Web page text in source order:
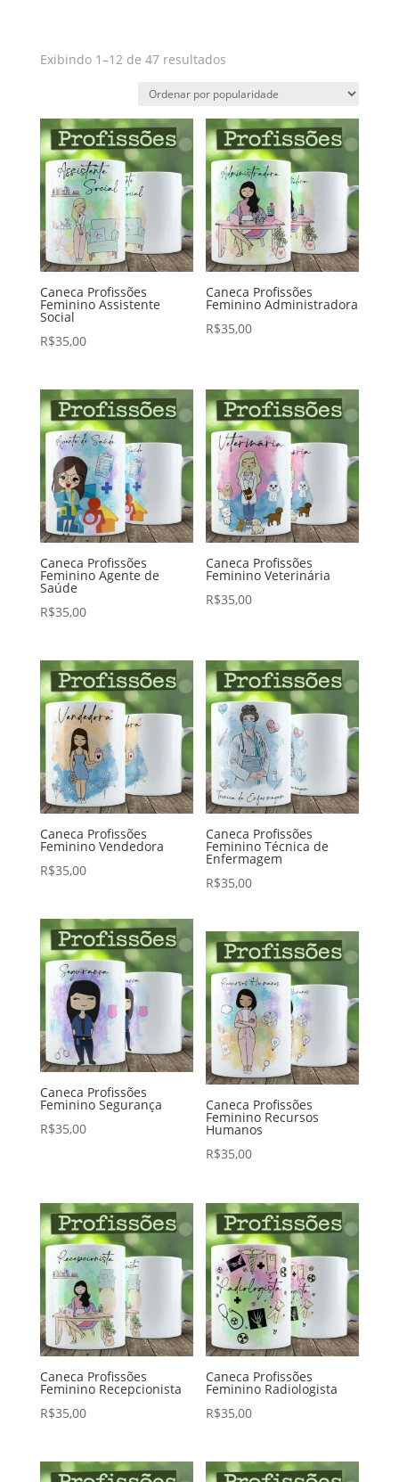
Exibindo 1–12 de 47 resultadosClassificado
popularidade
Caneca Profissões
Feminino Assistente
Social
R$35,00
Caneca Profissões
Feminino Administradora
R$35,00
Caneca Profissões
Feminino Agente de
Saúde
R$35,00
Caneca Profissões
Feminino Veterinária
R$35,00
Caneca Profissões
Feminino Vendedora
R$35,00
Caneca Profissões
Feminino Técnica de
Enfermagem
R$35,00
Caneca Profissões
Feminino Segurança
R$35,00
Caneca Profissões
Feminino Recursos
Humanos
R$35,00
Caneca Profissões
Feminino Recepcionista
R$35,00
Caneca Profissões
Feminino Radiologista
R$35,00